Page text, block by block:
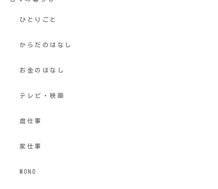
ひとりごと
からだのはなし
お金のはなし
テレビ・映画
庭仕事
家仕事
MONO